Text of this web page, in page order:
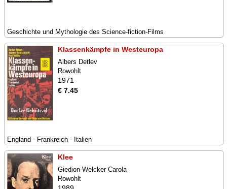
Geschichte und Mythologie des Science-fiction-Films
Klassenkämpfe in Westeuropa
Albers Detlev
Rowohlt
1971
€ 7.45
England - Frankreich - Italien
Klee
Giedion-Welcker Carola
Rowohlt